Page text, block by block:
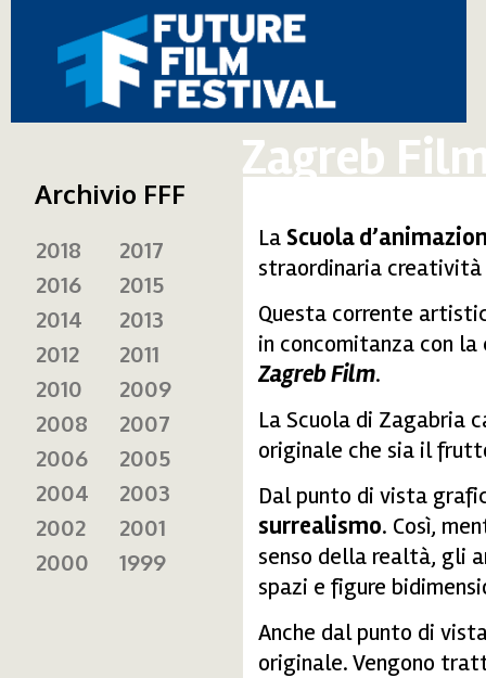
Zagreb
LaScuola
straordinaria creatività
Questa corrente
in concomitanza con
Zagreb Film.
La Scuola di Zagabria
originale che sia il
Dal punto di vista
surrealismo. Così,
senso della realtà, gli
spazi e figure
Anche dal punto di
originale. Vengono
Archivio FFF
2018
2017
2016
2015
2014
2013
2012
2011
2010
2009
2008
2007
2006
2005
2004
2003
2002
2001
2000
1999